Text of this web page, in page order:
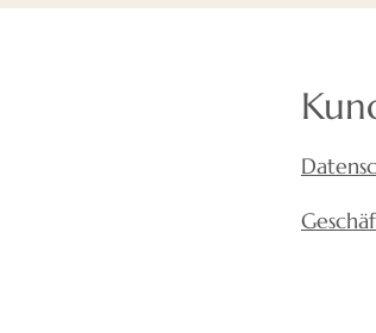
minimiert.
Mitarbeiter